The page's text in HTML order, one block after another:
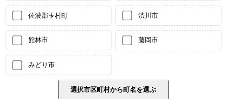
佐波郡玉村町 渋川市
館林市 藤岡市
みどり市